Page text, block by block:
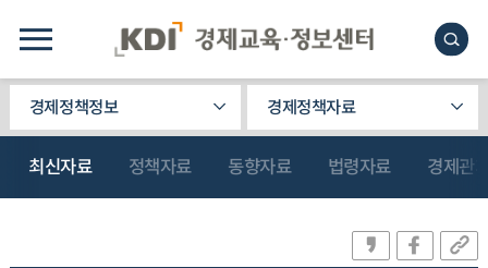
경제정책정보 경제정책자료
최신자료 정책자료 동향자료 법령자료 경제관